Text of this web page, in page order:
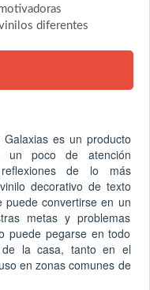
diferentes
es un producto
un poco de atención
de lo más
decorativo de texto
puede convertirse en un
metas y problemas
puede pegarse en todo
la casa, tanto en el
en zonas comunes de